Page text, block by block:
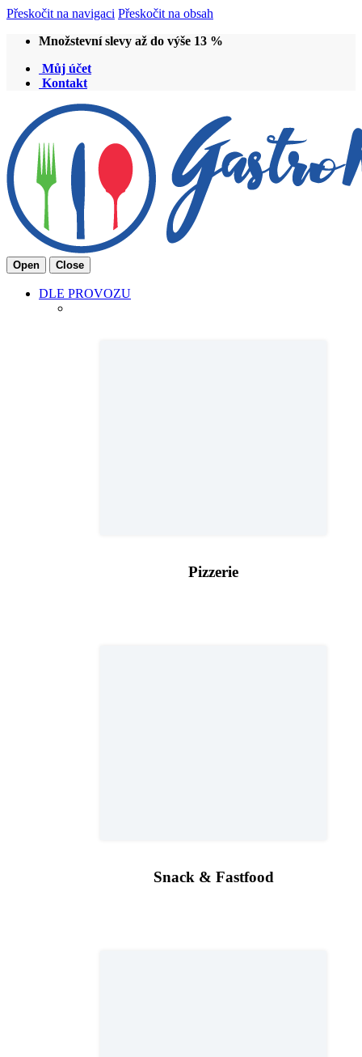
Přeskočit na navigaci Přeskočit na obsah
Množstevní slevy až do výše 13 %
Můj účet
Kontakt
Open Close
DLE PROVOZU
Pizzerie
Snack & Fastfood